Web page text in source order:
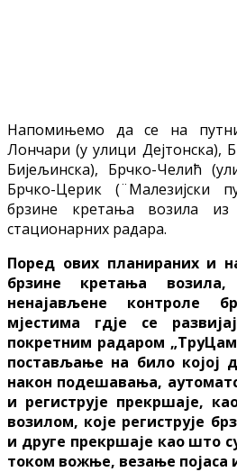
Напомињемо да се на
Лончари (у улици Дејтонска),
Бијељинска), Брчко-Челић
Брчко-Церик (¨Малезијски
брзине кретања возила
стационарних радара.
Поред ових планираних и
брзине кретања
ненајављене контроле
мјестима гдје се
покретним радаром
постављање на било којој
након подешавања,
и региструје прекршаје,
возилом, које региструје
и друге прекршаје као што
током вожње, везање појаса